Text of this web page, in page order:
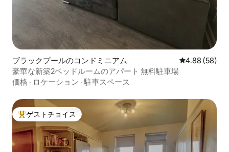
ブラックプールのコンドミニアム レビュー58
4.88 (58)
豪華な新築2ベッドルームのアパート 無料駐車場
価格 · ロケーション · 駐車スペース
大好評のゲストチョイスです。
ゲストチョイス